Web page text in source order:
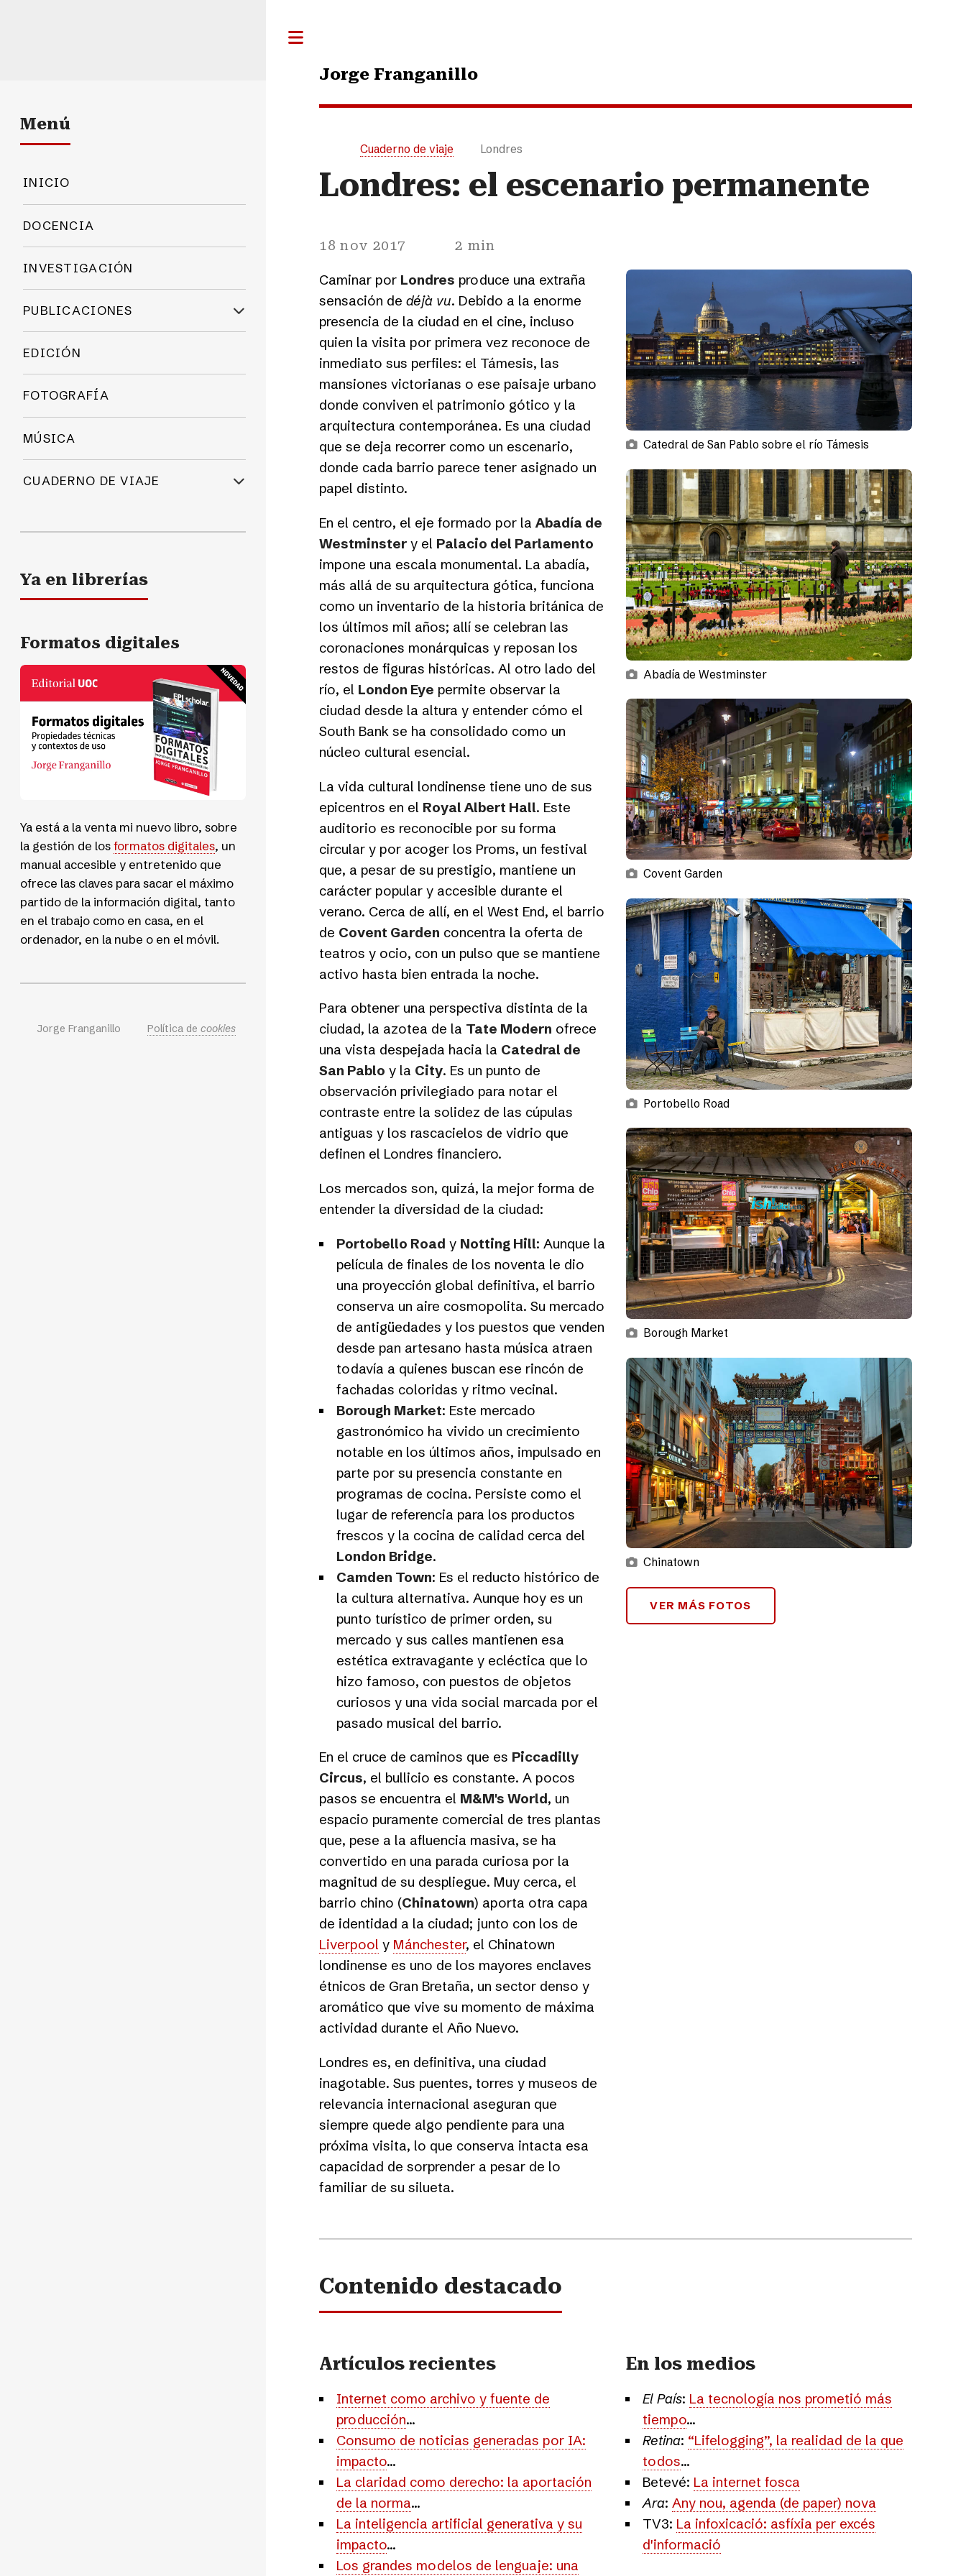
Jorge Franganillo
Cuaderno de viaje Londres
Londres: el escenario permanente
18 nov 2017 2 min
Caminar por Londres produce una extraña
sensación dedéjà vu. Debido a la enorme
presencia de la ciudad en el cine, incluso
quien la visita por primera vez reconoce de
inmediato sus perfiles: el Támesis, las
mansiones victorianas o ese paisaje urbano
donde conviven el patrimonio gótico y la
arquitectura contemporánea. Es una ciudad
que se deja recorrer como un escenario,
donde cada barrio parece tener asignado un
papel distinto.
En el centro, el eje formado por laAbadía de
Westminster y el Palacio del Parlamento
impone una escala monumental. La abadía,
más allá de su arquitectura gótica, funciona
como un inventario de la historia británica de
los últimos mil años; allí se celebran las
coronaciones monárquicas y reposan los
restos de figuras históricas. Al otro lado del
río, el London Eye permite observar la
ciudad desde la altura y entender cómo el
South Bank se ha consolidado como un
núcleo cultural esencial.
La vida cultural londinense tiene uno de sus
epicentros en el Royal Albert Hall. Este
auditorio es reconocible por su forma
circular y por acoger los Proms, un festival
que, a pesar de su prestigio, mantiene un
carácter popular y accesible durante el
verano. Cerca de allí, en el West End, el barrio
de Covent Garden concentra la oferta de
teatros y ocio, con un pulso que se mantiene
activo hasta bien entrada la noche.
Para obtener una perspectiva distinta de la
ciudad, la azotea de la Tate Modern ofrece
una vista despejada hacia la Catedral de
San Pablo y la City. Es un punto de
observación privilegiado para notar el
contraste entre la solidez de las cúpulas
antiguas y los rascacielos de vidrio que
definen el Londres financiero.
Los mercados son, quizá, la mejor forma de
entender la diversidad de la ciudad:
Portobello Road y Notting Hill: Aunque la
película de finales de los noventa le dio
una proyección global definitiva, el barrio
conserva un aire cosmopolita. Su mercado
de antigüedades y los puestos que venden
desde pan artesano hasta música atraen
todavía a quienes buscan ese rincón de
fachadas coloridas y ritmo vecinal.
Borough Market: Este mercado
gastronómico ha vivido un crecimiento
notable en los últimos años, impulsado en
parte por su presencia constante en
programas de cocina. Persiste como el
lugar de referencia para los productos
frescos y la cocina de calidad cerca del
London Bridge.
Camden Town: Es el reducto histórico de
la cultura alternativa. Aunque hoy es un
punto turístico de primer orden, su
mercado y sus calles mantienen esa
estética extravagante y ecléctica que lo
hizo famoso, con puestos de objetos
curiosos y una vida social marcada por el
pasado musical del barrio.
En el cruce de caminos que es Piccadilly
Circus, el bullicio es constante. A pocos
pasos se encuentra el M&M's World, un
espacio puramente comercial de tres plantas
que, pese a la afluencia masiva, se ha
convertido en una parada curiosa por la
magnitud de su despliegue. Muy cerca, el
barrio chino (Chinatown) aporta otra capa
de identidad a la ciudad; junto con los de
Liverpool y Mánchester, el Chinatown
londinense es uno de los mayores enclaves
étnicos de Gran Bretaña, un sector denso y
aromático que vive su momento de máxima
actividad durante el Año Nuevo.
Londres es, en definitiva, una ciudad
inagotable. Sus puentes, torres y museos de
relevancia internacional aseguran que
siempre quede algo pendiente para una
próxima visita, lo que conserva intacta esa
capacidad de sorprender a pesar de lo
familiar de su silueta.
Catedral de San Pablo sobre el río Támesis
Abadía de Westminster
Covent Garden
Portobello Road
Borough Market
Chinatown
VER MÁS FOTOS
Contenido destacado
Artículos recientes
Internet como archivo y fuente de
producción...
Consumo de noticias generadas por IA:
impacto...
La claridad como derecho: la aportación
de la norma...
La inteligencia artificial generativa y su
impacto...
Los grandes modelos de lenguaje: una
En los medios
El País: La tecnología nos prometió más
tiempo...
Retina: “Lifelogging”, la realidad de la que
todos...
Betevé: La internet fosca
Ara:Any nou, agenda (de paper) nova
TV3: La infoxicació: asfíxia per excés
d'informació
Menú
INICIO
DOCENCIA
INVESTIGACIÓN
PUBLICACIONES
EDICIÓN
FOTOGRAFÍA
MÚSICA
CUADERNO DE VIAJE
Ya en librerías
Formatos digitales
Ya está a la venta mi nuevo libro, sobre
la gestión de los formatos digitales, un
manual accesible y entretenido que
ofrece las claves para sacar el máximo
partido de la información digital, tanto
en el trabajo como en casa, en el
ordenador, en la nube o en el móvil.
Jorge Franganillo Política decookies